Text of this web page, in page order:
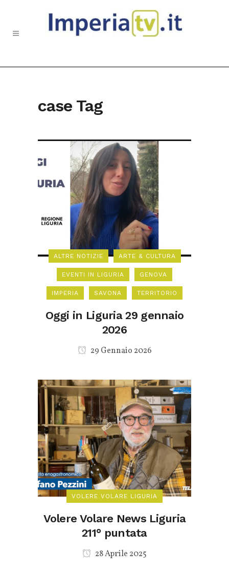
case Tag
ALTRE NOTIZIE ARTE & CULTURA
EVENTI IN LIGURIA GENOVA
IMPERIA SAVONA TERRITORIO
Oggi in Liguria 29 gennaio
2026
29 Gennaio 2026
VOLERE VOLARE LIGURIA
Volere Volare News Liguria
211° puntata
28 Aprile 2025